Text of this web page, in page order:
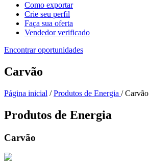
Como exportar
Crie seu perfil
Faça sua oferta
Vendedor verificado
Encontrar oportunidades
Carvão
Página inicial /Produtos de Energia / Carvão
Produtos de Energia
Carvão